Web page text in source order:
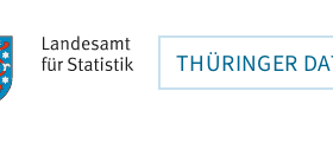
THÜRINGER